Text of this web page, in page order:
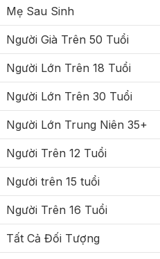
Mẹ Sau Sinh
Người Già Trên 50 Tuổi
Người Lớn Trên 18 Tuổi
Người Lớn Trên 30 Tuổi
Người Lớn Trung Niên 35+
Người Trên 12 Tuổi
Người trên 15 tuổi
Người Trên 16 Tuổi
Tất Cả Đối Tượng